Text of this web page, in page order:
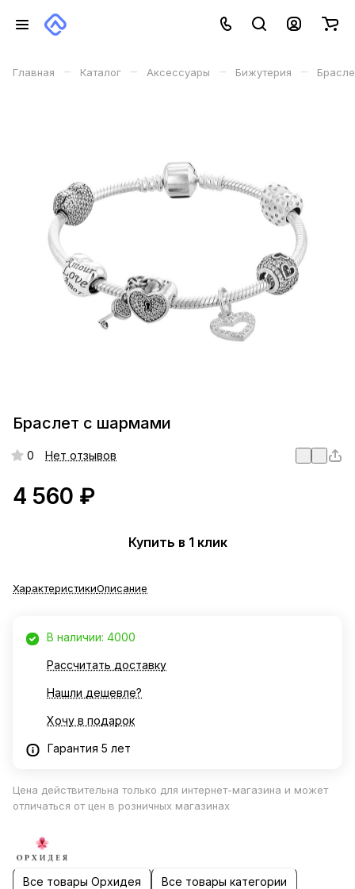
Главная – Каталог – Аксессуары – Бижутерия –
Браслет с шармами
0 Нет отзывов
4 560 ₽
Купить в 1 клик
ХарактеристикиОписание
В наличии: 4000
Рассчитать доставку
Нашли дешевле?
Хочу в подарок
Гарантия 5 лет
Цена действительна только для интернет-магазина и может
отличаться от цен в розничных магазинах
Все товары Орхидея Все товары категории